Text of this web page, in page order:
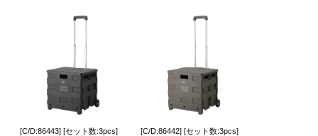
[C/D:86443] [セット数:3pcs]
[C/D:86442] [セット数:3pcs]